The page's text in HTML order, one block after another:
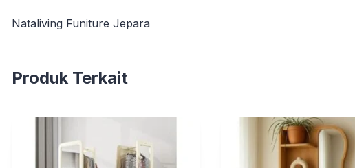
Nataliving Funiture Jepara
Produk Terkait